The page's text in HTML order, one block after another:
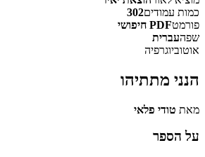
כמות עמודים302
פורמטPDF חיפושי
שפהעברית
אוטוביוגרפיה
הנני מתתיהו
מאת טודי פלאי
על הספר